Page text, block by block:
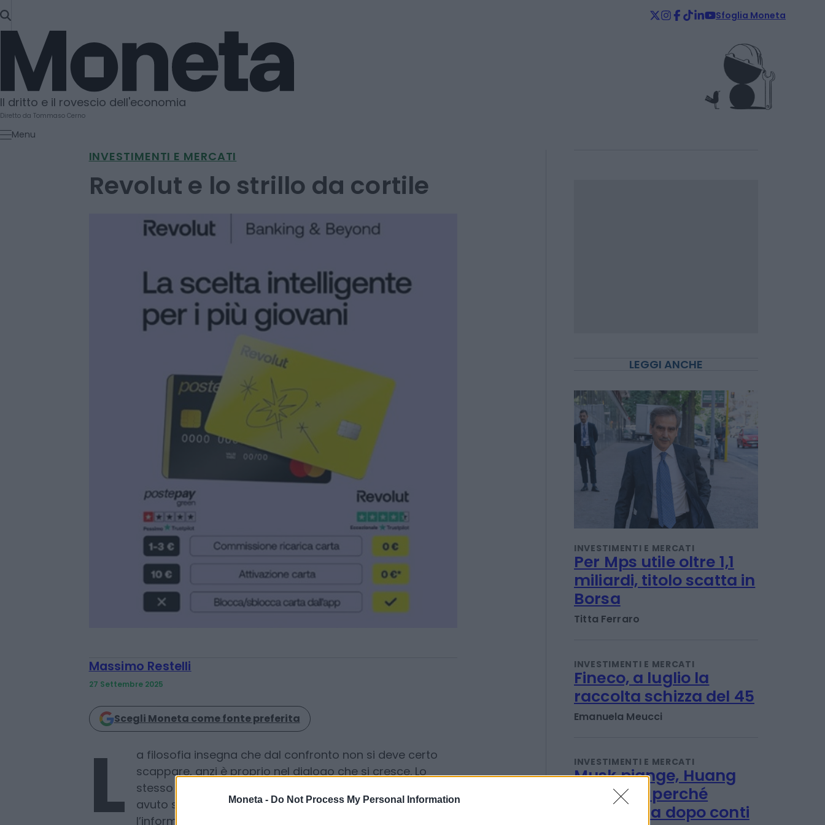
Moneta - Do Not Process My Personal Information
SKIP
TO
CONTENT
Sfoglia Moneta
Moneta
Il dritto e il rovescio dell'economia
Diretto da Tommaso Cerno
Menu
INVESTIMENTI E MERCATI
Revolut e lo strillo da cortile
Massimo Restelli
Scegli Moneta come fonte preferita
a filosofia insegna che dal confronto non si deve certo
LEGGI ANCHE
INVESTIMENTI E MERCATI
Per Mps utile oltre 1,1
Titta Ferraro
INVESTIMENTI E MERCATI
Emanuela Meucci
INVESTIMENTI E MERCATI